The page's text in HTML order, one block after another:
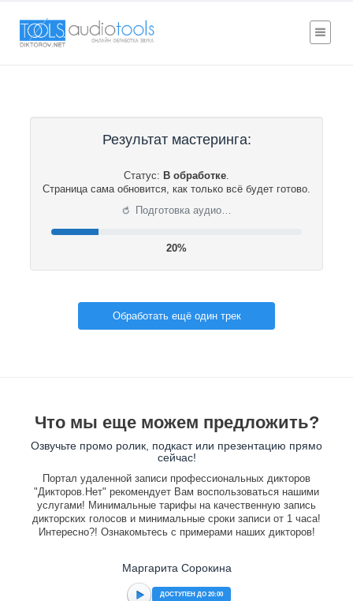
Результат мастеринга:
Статус: В обработке.
Страница сама обновится, как только всё будет готово.
⟳ Подготовка аудио…
21%
Обработать ещё один трек
Что мы еще можем предложить?
Озвучьте промо ролик, подкаст или презентацию прямо
сейчас!
Портал удаленной записи профессиональных дикторов
"Дикторов.Нет" рекомендует Вам воспользоваться нашими
услугами! Минимальные тарифы на качественную запись
дикторских голосов и минимальные сроки записи от 1 часа!
Интересно?! Ознакомьтесь с примерами наших дикторов!
Маргарита Сорокина
ДОСТУПЕН ДО 20:00